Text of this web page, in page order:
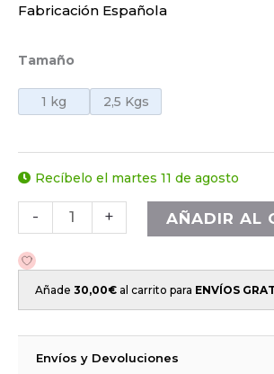
Fabricación Española
Tamaño
1 kg 2,5 Kgs
Recíbelo el martes 11 de agosto
- + AÑADIR AL
Añade 30,00€ al carrito para ENVÍOS
Envíos y Devoluciones